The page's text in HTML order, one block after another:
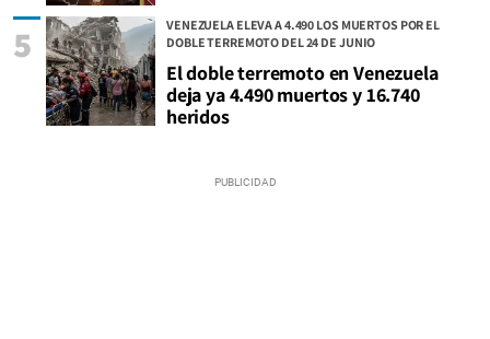
VENEZUELA ELEVA A 4.490 LOS MUERTOS POR EL
DOBLE TERREMOTO DEL 24 DE JUNIO
El doble terremoto en Venezuela
deja ya 4.490 muertos y 16.740
heridos
5